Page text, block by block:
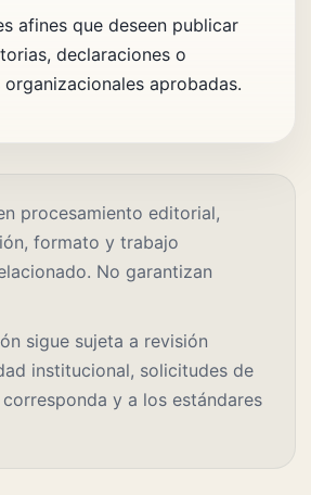
afines que deseen publicar
declaraciones o
aprobadas.
procesamiento editorial,
formato y trabajo
No garantizan
sigue sujeta a revisión
institucional, solicitudes de
y a los estándares